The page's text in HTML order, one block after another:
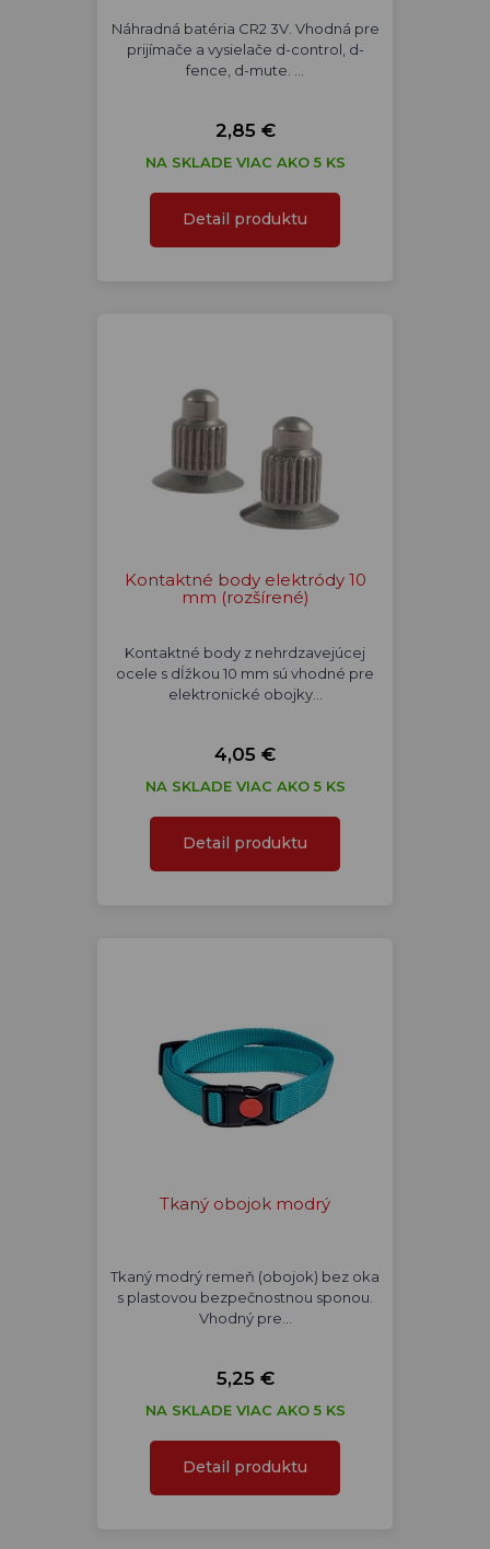
Náhradná batéria CR2 3V. Vhodná pre
prijímače a vysielače d-control, d-
fence, d-mute. …
2,85 €
NA SKLADE VIAC AKO 5 KS
Detail produktu
Kontaktné body elektródy 10
mm (rozšírené)
Kontaktné body z nehrdzavejúcej
ocele s dĺžkou 10 mm sú vhodné pre
elektronické obojky…
4,05 €
NA SKLADE VIAC AKO 5 KS
Detail produktu
Tkaný obojok modrý
Tkaný modrý remeň (obojok) bez oka
s plastovou bezpečnostnou sponou.
Vhodný pre…
5,25 €
NA SKLADE VIAC AKO 5 KS
Detail produktu